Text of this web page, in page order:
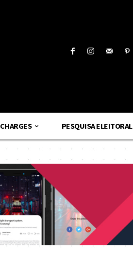
CHARGES PESQUISA ELEITORAL